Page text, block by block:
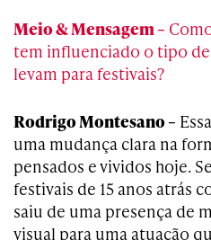
Meio & Mensagem –
tem influenciado o tipo de
levam para festivais?
Rodrigo Montesano –
uma mudança clara na
pensados e vividos hoje.
festivais de 15 anos atrás
saiu de uma presença de
visual para uma atuação